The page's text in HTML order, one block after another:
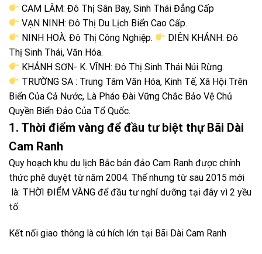
CAM LÂM: Đô Thị Sân Bay, Sinh Thái Đẳng Cấp
VẠN NINH: Đô Thị Du Lịch Biển Cao Cấp.
NINH HOÀ: Đô Thị Công Nghiệp.
DIÊN KHÁNH: Đô
Thị Sinh Thái, Văn Hóa.
KHÁNH SƠN- K. VĨNH: Đô Thị Sinh Thái Núi Rừng.
TRƯỜNG SA : Trung Tâm Văn Hóa, Kinh Tế, Xã Hội Trên
Biển Của Cả Nước, Là Pháo Đài Vững Chắc Bảo Vệ Chủ
Quyền Biển Đảo Của Tổ Quốc.
1. Thời điểm vàng để đầu tư biệt thự Bãi Dài
Cam Ranh
Quy hoạch khu du lịch Bắc bán đảo Cam Ranh được chính
thức phê duyệt từ năm 2004. Thế nhưng từ sau 2015 mới
là: THỜI ĐIỂM VÀNG để đầu tư nghỉ dưỡng tại đây vì 2 yều
tố:
Kết nối giao thông là cú hích lớn tại Bãi Dài Cam Ranh